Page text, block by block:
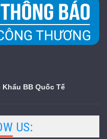
Khẩu BB Quốc Tế
US: